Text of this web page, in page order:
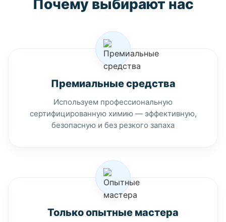
Почему выбирают нас
Премиальные средства
Используем профессиональную
сертифицированную химию — эффективную,
безопасную и без резкого запаха
Только опытные мастера